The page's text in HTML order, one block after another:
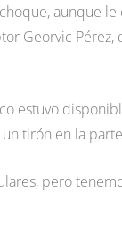
aunque
Georvic
estuvo
tirón en la
pero